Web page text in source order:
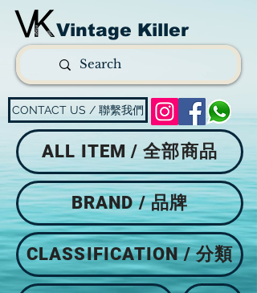
Vintage Killer
CONTACT US / 聯繫我們
ALL ITEM / 全部商品
BRAND / 品牌
CLASSIFICATION / 分類